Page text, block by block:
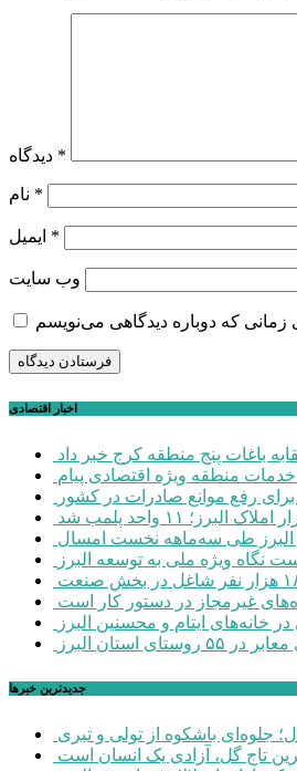
*
*
*
وب‌ سایت
اخبار اقتصادی
باغات پنج منطقه کرج خبر داد
منطقه ویژه اقتصادی پیام
رفع موانع صادرات در کشور
۱۱ واحد پلمب شد
نگاه ویژه ملی به توسعه البرز
غیرمجاز در دستور کار است
ایتام و محسنین البرز
استان البرز
جديدترين خبرها
جلوه‌ای باشکوه از تولی و تبری
تاج گل، آزادی یک انسان است